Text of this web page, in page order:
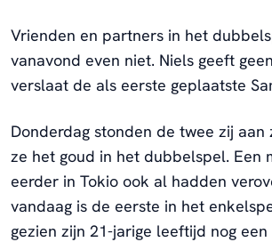
Vrienden en partners in het
vanavond even niet. Niels geeft
verslaat de als eerste geplaatste
Donderdag stonden de twee zij aan
ze het goud in het dubbelspel. Een
eerder in Tokio ook al hadden
vandaag is de eerste in het
gezien zijn 21-jarige leeftijd nog